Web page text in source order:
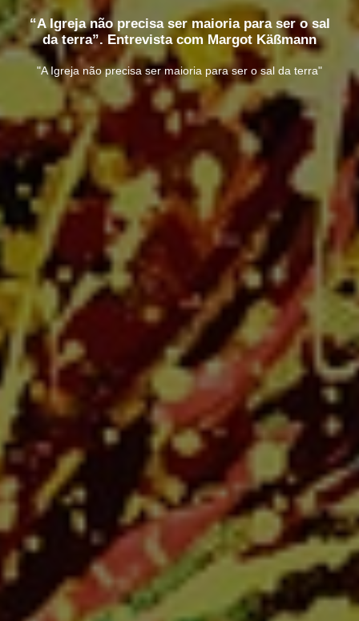
“A Igreja não precisa ser maioria para ser o sal
da terra”. Entrevista com Margot Käßmann
"A Igreja não precisa ser maioria para ser o sal da terra"